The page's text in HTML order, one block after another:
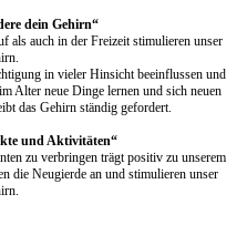
dein Gehirn“
als auch in der Freizeit stimulieren unser
in vieler Hinsicht beeinflussen und
Alter neue Dinge lernen und sich neuen
das Gehirn ständig gefordert.
und Aktivitäten“
zu verbringen trägt positiv zu unserem
die Neugierde an und stimulieren unser